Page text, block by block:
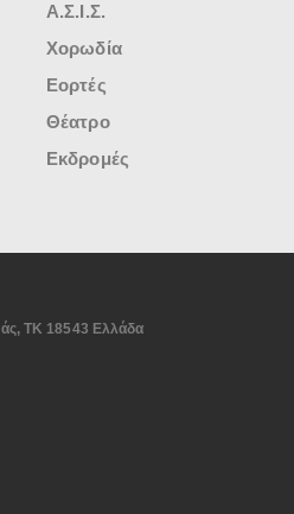
Α.Σ.Ι.Σ.
Χορωδία
Εορτές
Θέατρο
Εκδρομές
ΤΚ 18543 Ελλάδα